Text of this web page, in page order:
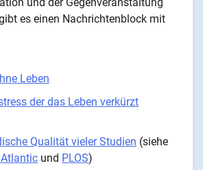
es einen Nachrichtenblock mit
Leben
der das Leben verkürzt
Qualität vieler Studien (siehe
und PLOS)